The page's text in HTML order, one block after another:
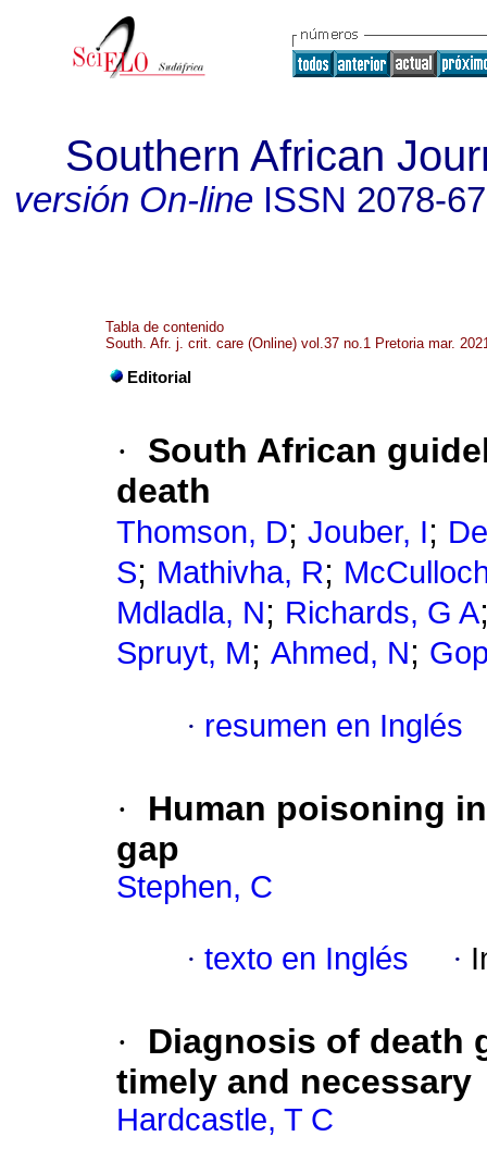
Southern African
versión On-lineISSN 2078-
Tabla de contenido
South. Afr. j. crit. care (Online) vol.37 no.1 Pretoria mar.
Editorial
·
South African
death
Thomson, D; Jouber, I;
S; Mathivha, R;
Mdladla, N; Richards, G A
Spruyt, M; Ahmed, N;
· resumen en Inglés
·
Human poisoning
gap
Stephen, C
· texto en Inglés ·
·
Diagnosis of death
timely and necessary
Hardcastle, T C